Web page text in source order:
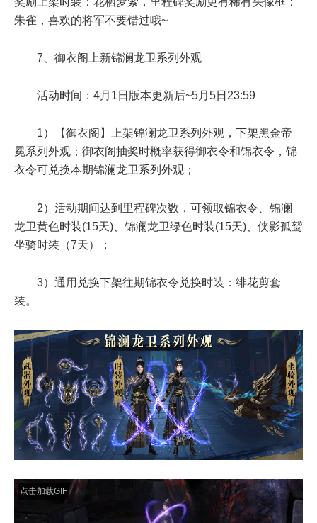
朱雀，喜欢的将军不要错过哦~
7、御衣阁上新锦澜龙卫系列外观
活动时间：4月1日版本更新后~5月5日23:59
1）【御衣阁】上架锦澜龙卫系列外观，下架黑金帝
冕系列外观；御衣阁抽奖时概率获得御衣令和锦衣令，锦
衣令可兑换本期锦澜龙卫系列外观；
2）活动期间达到里程碑次数，可领取锦衣令、锦澜
龙卫黄色时装(15天)、锦澜龙卫绿色时装(15天)、侠影孤鹫
坐骑时装（7天）；
3）通用兑换下架往期锦衣令兑换时装：绯花剪套
装。
点击加载GIF